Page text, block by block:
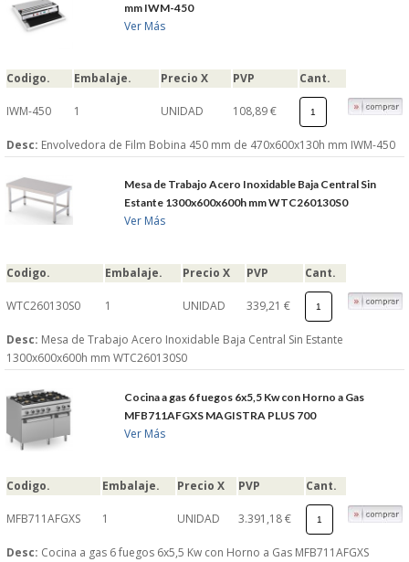
mm IWM-450
Ver Más
Codigo. Embalaje. Precio X PVP Cant.
IWM-450 1 UNIDAD 108,89 €
Desc: Envolvedora de Film Bobina 450 mm de 470x600x130h mm IWM-450
Mesa de Trabajo Acero Inoxidable Baja Central Sin
Estante 1300x600x600h mm WTC260130S0
Ver Más
Codigo. Embalaje. Precio X PVP Cant.
WTC260130S0 1 UNIDAD 339,21 €
Desc: Mesa de Trabajo Acero Inoxidable Baja Central Sin Estante
1300x600x600h mm WTC260130S0
Cocina a gas 6 fuegos 6x5,5 Kw con Horno a Gas
MFB711AFGXS MAGISTRA PLUS 700
Ver Más
Codigo. Embalaje. Precio X PVP Cant.
MFB711AFGXS 1 UNIDAD 3.391,18 €
Desc: Cocina a gas 6 fuegos 6x5,5 Kw con Horno a Gas MFB711AFGXS